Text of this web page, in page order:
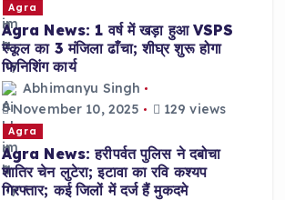
Agra
Agra News: 1 वर्ष में खड़ा हुआ VSPS
स्कूल का 3 मंजिला ढाँचा; शीघ्र शुरू होगा
फिनिशिंग कार्य
Abhimanyu Singh
November 10, 2025
129 views
Agra
Agra News: हरीपर्वत पुलिस ने दबोचा
शातिर चेन लुटेरा; इटावा का रवि कश्यप
गिरफ्तार; कई जिलों में दर्ज हैं मुकदमे